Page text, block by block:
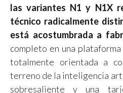
las variantes N1 y N1X
técnico radicalmente
está acostumbrada a
completo en una
totalmente orientada a
terreno de la inteligencia
sobresaliente y una